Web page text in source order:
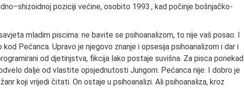
poziciji većine, osobito 1993., kad počinje bošnjačko-
mladim piscima: ne bavite se psihoanalizom, to nije vaš posao. I
Pećanca. Upravo je njegovo znanje i opsesija psihoanalizom i dar i
od djetinjstva, fikcija lako postaje suvišna. Za pisca ponekad
dalje od vlastite opsjednutosti Jungom. Pećanca nije. I dobro je
koji vrijedi čitati. On ostaje u psihoanalizi. Ali psihoanaliza, kroz